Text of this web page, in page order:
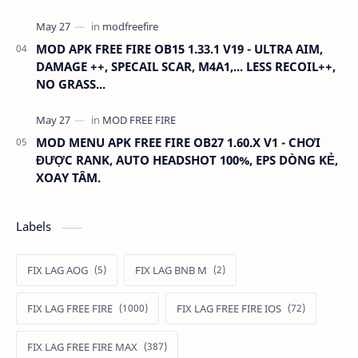
MOD APK FREE FIRE OB15 1.33.1 V19 - ULTRA AIM,
DAMAGE ++, SPECAIL SCAR, M4A1,... LESS RECOIL++,
NO GRASS...
MOD MENU APK FREE FIRE OB27 1.60.X V1 - CHƠI
ĐƯỢC RANK, AUTO HEADSHOT 100%, EPS DÒNG KẺ,
XOAY TÂM.
Labels
FIX LAG AOG FIX LAG BNB M
FIX LAG FREE FIRE FIX LAG FREE FIRE IOS
FIX LAG FREE FIRE MAX